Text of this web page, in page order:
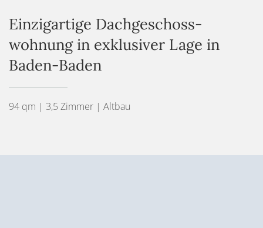
Einzigartige Dachgeschoss­
wohnung in exklusiver Lage in
Baden-Baden
94 qm | 3,5 Zimmer | Altbau